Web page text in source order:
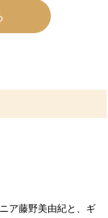
ア藤野美由紀と、ギ